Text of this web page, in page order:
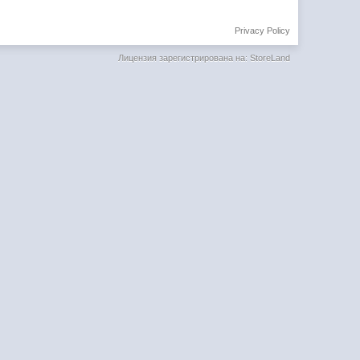
Privacy Policy
Лицензия зарегистрирована на: StoreLand